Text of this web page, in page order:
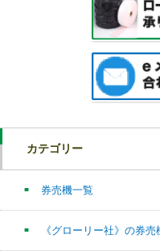
カテゴリー
券売機一覧
《グローリー社》の券売